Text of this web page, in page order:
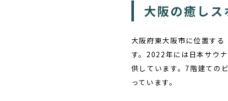
大阪の癒しス
大阪府東大阪市に位置す
す。2022年には日本サウ
供しています。7階建ての
っています。